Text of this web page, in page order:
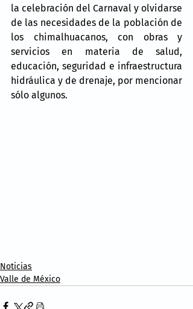
la celebración del Carnaval y olvidarse
de las necesidades de la población de
los chimalhuacanos, con obras y
servicios en materia de salud,
educación, seguridad e infraestructura
hidráulica y de drenaje, por mencionar
sólo algunos.
Noticias
Valle de México